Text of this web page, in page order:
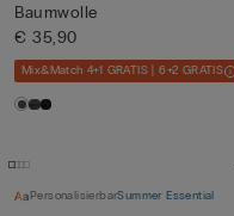
Baumwolle
€ 35,90
Mix&Match 4+1 GRATIS | 6+2 GRATIS
PersonalisierbarSummer Essential